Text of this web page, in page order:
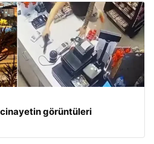
cinayetin görüntüleri